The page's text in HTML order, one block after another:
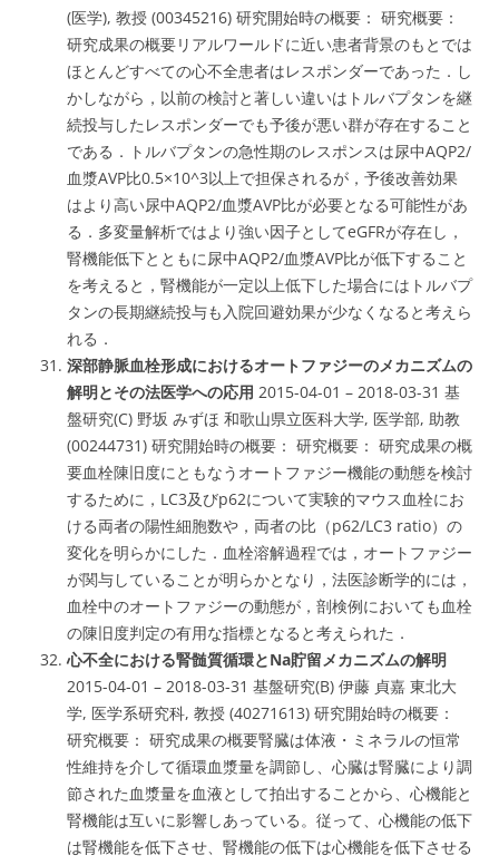
(医学), 教授 (00345216) 研究開始時の概要： 研究概要：
研究成果の概要リアルワールドに近い患者背景のもとでは
ほとんどすべての心不全患者はレスポンダーであった．し
かしながら，以前の検討と著しい違いはトルバプタンを継
続投与したレスポンダーでも予後が悪い群が存在すること
である．トルバプタンの急性期のレスポンスは尿中AQP2/
血漿AVP比0.5×10^3以上で担保されるが，予後改善効果
はより高い尿中AQP2/血漿AVP比が必要となる可能性があ
る．多変量解析ではより強い因子としてeGFRが存在し，
腎機能低下とともに尿中AQP2/血漿AVP比が低下すること
を考えると，腎機能が一定以上低下した場合にはトルバプ
タンの長期継続投与も入院回避効果が少なくなると考えら
れる．
深部静脈血栓形成におけるオートファジーのメカニズムの
解明とその法医学への応用 2015-04-01 – 2018-03-31 基
盤研究(C) 野坂 みずほ 和歌山県立医科大学, 医学部, 助教
(00244731) 研究開始時の概要： 研究概要： 研究成果の概
要血栓陳旧度にともなうオートファジー機能の動態を検討
するために，LC3及びp62について実験的マウス血栓にお
ける両者の陽性細胞数や，両者の比（p62/LC3 ratio）の
変化を明らかにした．血栓溶解過程では，オートファジー
が関与していることが明らかとなり，法医診断学的には，
血栓中のオートファジーの動態が，剖検例においても血栓
の陳旧度判定の有用な指標となると考えられた．
心不全における腎髄質循環とNa貯留メカニズムの解明
2015-04-01 – 2018-03-31 基盤研究(B) 伊藤 貞嘉 東北大
学, 医学系研究科, 教授 (40271613) 研究開始時の概要：
研究概要： 研究成果の概要腎臓は体液・ミネラルの恒常
性維持を介して循環血漿量を調節し、心臓は腎臓により調
節された血漿量を血液として拍出することから、心機能と
腎機能は互いに影響しあっている。従って、心機能の低下
は腎機能を低下させ、腎機能の低下は心機能を低下させる